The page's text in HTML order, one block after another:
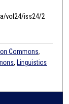
vol24/iss24/2
Commons,
, Linguistics